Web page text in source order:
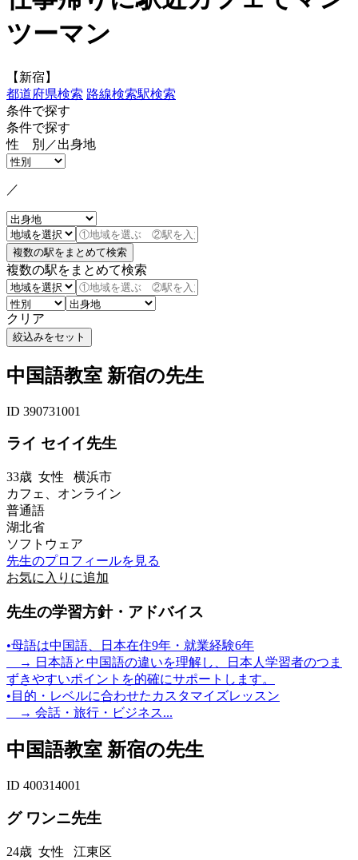
ツーマン
【新宿】
都道府県検索 路線検索駅検索
条件で探す
条件で探す
性 別／出身地
／
複数の駅をまとめて検索
クリア
中国語教室 新宿の先生
ID 390731001
ライ セイイ先生
33歳 女性 横浜市
カフェ、オンライン
普通語
湖北省
ソフトウェア
先生のプロフィールを見る
お気に入りに追加
先生の学習方針・アドバイス
•母語は中国語、日本在住9年・就業経験6年
→ 日本語と中国語の違いを理解し、日本人学習者のつま
ずきやすいポイントを的確にサポートします。
•目的・レベルに合わせたカスタマイズレッスン
→ 会話・旅行・ビジネス...
中国語教室 新宿の先生
ID 400314001
グ ワンニ先生
24歳 女性 江東区